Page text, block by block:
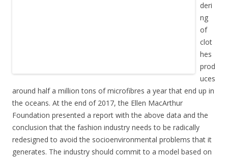
deri
ng
of
clot
hes
prod
uces
around half a million tons of microfibres a year that end up in
the oceans. At the end of 2017, the Ellen MacArthur
Foundation presented a report with the above data and the
conclusion that the fashion industry needs to be radically
redesigned to avoid the socioenvironmental problems that it
generates. The industry should commit to a model based on